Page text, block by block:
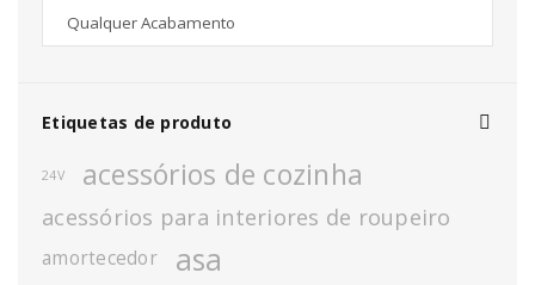
Etiquetas de produto
24V acessórios de cozinha
acessórios para interiores de roupeiro
amortecedor asa